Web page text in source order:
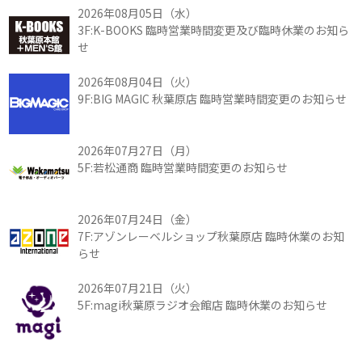
2026年08月05日（水）
3F:K-BOOKS 臨時営業時間変更及び臨時休業のお知ら
せ
2026年08月04日（火）
9F:BIG MAGIC 秋葉原店 臨時営業時間変更のお知らせ
2026年07月27日（月）
5F:若松通商 臨時営業時間変更のお知らせ
2026年07月24日（金）
7F:アゾンレーベルショップ秋葉原店 臨時休業のお知
らせ
2026年07月21日（火）
5F:magi秋葉原ラジオ会館店 臨時休業のお知らせ